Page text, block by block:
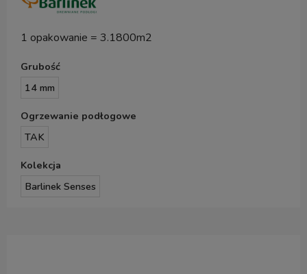
1 opakowanie = 3.1800m2
Grubość
14 mm
Ogrzewanie podłogowe
TAK
Kolekcja
Barlinek Senses